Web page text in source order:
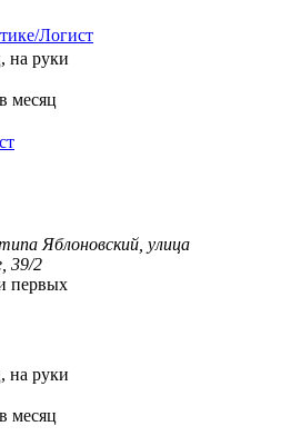
Логист
на руки
месяц
Яблоновский, улица
39/2
первых
на руки
месяц